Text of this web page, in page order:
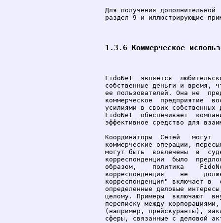
Для получения
раздел 9 и иллюстрирующие
1.3.6 Коммерческое
FidoNet  является
собственные деньги и время,
ее пользователей. Она не
коммерческое  предприятие
усилиями в своих
FidoNet  обеспечивает
эффективное средство для
Координаторы  Сетей   могут
коммерческие операции,
могут быть  вовлечены  в
корреспонденции  было
образом,    политика
корреспонденция    не
корреспонденция" включает в
определенные деловые
целому. Примеры  включают
переписку между
(например, прейскуранты),
сферы, связанные с деловой